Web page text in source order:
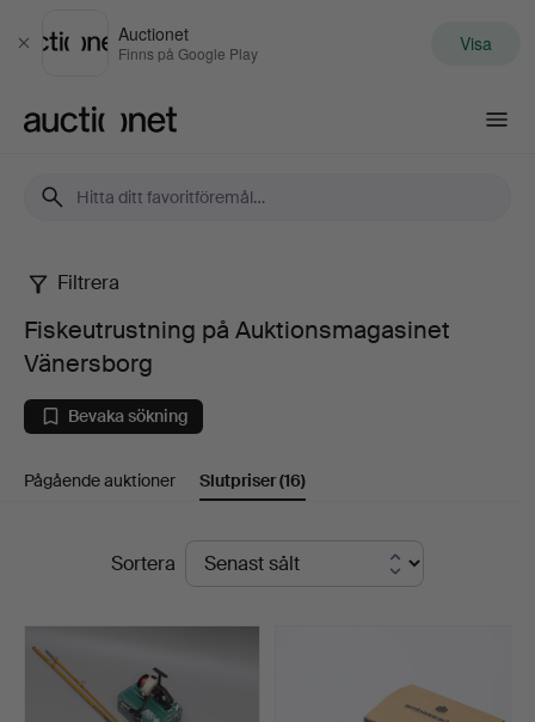
Stäng
Auctionet
Finns på Google Play Visa
Fiskeutrustning
på
Auktionsmagasinet
Vänersborg
Filtrera
Fiskeutrustning på Auktionsmagasinet
Vänersborg
Bevaka sökning
Pågående auktioner Slutpriser(16)
SlutpriserSortera